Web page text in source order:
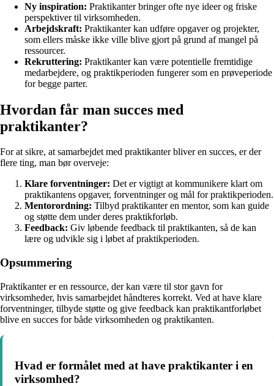
Ny inspiration: Praktikanter bringer ofte nye ideer og friske
perspektiver til virksomheden.
Arbejdskraft: Praktikanter kan udføre opgaver og projekter,
som ellers måske ikke ville blive gjort på grund af mangel på
ressourcer.
Rekruttering: Praktikanter kan være potentielle fremtidige
medarbejdere, og praktikperioden fungerer som en prøveperiode
for begge parter.
Hvordan får man succes med
praktikanter?
For at sikre, at samarbejdet med praktikanter bliver en succes, er der
flere ting, man bør overveje:
Klare forventninger: Det er vigtigt at kommunikere klart om
praktikantens opgaver, forventninger og mål for praktikperioden.
Mentorordning: Tilbyd praktikanter en mentor, som kan guide
og støtte dem under deres praktikforløb.
Feedback: Giv løbende feedback til praktikanten, så de kan
lære og udvikle sig i løbet af praktikperioden.
Opsummering
Praktikanter er en ressource, der kan være til stor gavn for
virksomheder, hvis samarbejdet håndteres korrekt. Ved at have klare
forventninger, tilbyde støtte og give feedback kan praktikantforløbet
blive en succes for både virksomheden og praktikanten.
Hvad er formålet med at have praktikanter i en
virksomhed?